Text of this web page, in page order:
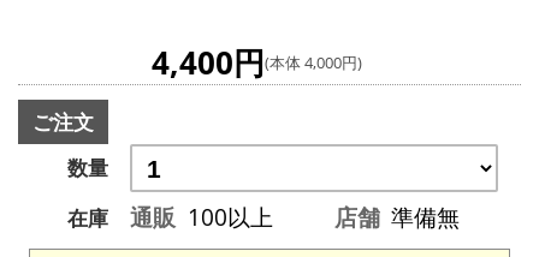
4,400円(本体 4,000円)
ご注文
数量
在庫
通販 100以上 店舗 準備無